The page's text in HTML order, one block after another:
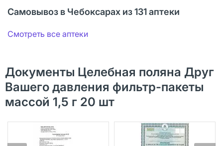
Самовывоз в Чебоксарах из 131 аптеки
Смотреть все аптеки
Документы Целебная поляна Друг
Вашего давления фильтр-пакеты
массой 1,5 г 20 шт